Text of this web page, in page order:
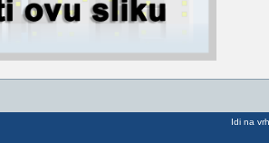
Idi na vrh